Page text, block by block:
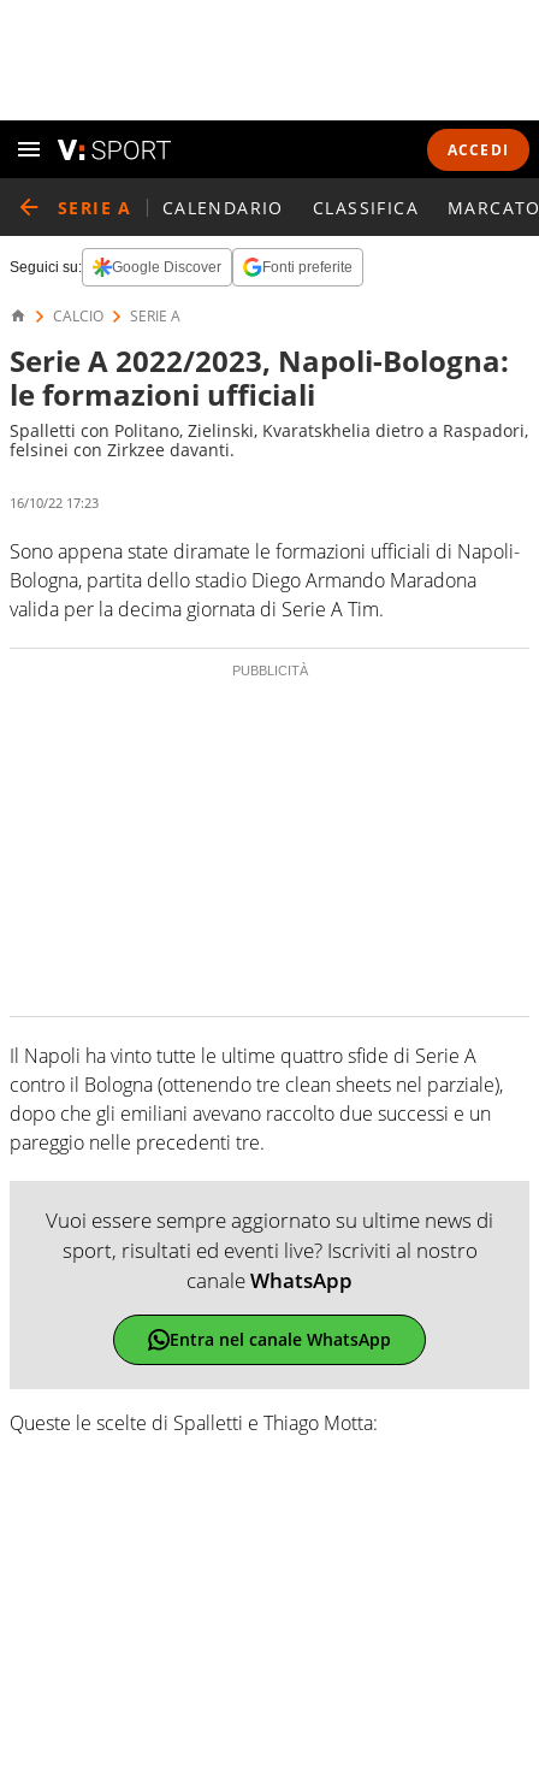
ACCEDI
SERIE A CALENDARIO CLASSIFICA
Seguici su: Google Discover Fonti preferite
CALCIO SERIE A
Serie A 2022/2023, Napoli-Bologna:
le formazioni ufficiali
Spalletti con Politano, Zielinski, Kvaratskhelia dietro a Raspadori,
felsinei con Zirkzee davanti.
16/10/22 17:23
Sono appena state diramate le formazioni ufficiali di Napoli-
Bologna, partita dello stadio Diego Armando Maradona
valida per la decima giornata di Serie A Tim.
Il Napoli ha vinto tutte le ultime quattro sfide di Serie A
contro il Bologna (ottenendo tre clean sheets nel parziale),
dopo che gli emiliani avevano raccolto due successi e un
pareggio nelle precedenti tre.
Vuoi essere sempre aggiornato su ultime news di
sport, risultati ed eventi live? Iscriviti al nostro
canaleWhatsApp
Entra nel canale WhatsApp
Queste le scelte di Spalletti e Thiago Motta: